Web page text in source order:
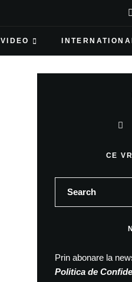
VIDEO
CE
Prin abonare la
Politica de